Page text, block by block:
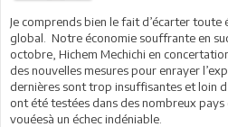
Je comprends bien le fait d’écarter
global. Notre économie souffrante en
octobre, Hichem Mechichi en
des nouvelles mesures pour enrayer
dernières sont trop insuffisantes et loin
ont été testées dans des nombreux
vouéesà un échec indéniable.